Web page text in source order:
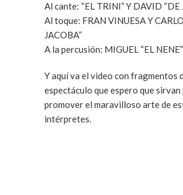
Al cante: “EL TRINI” Y DAVID “DE
Al toque: FRAN VINUESA Y
JACOBA”
A la percusión: MIGUEL “EL NENE”
Y aquí va el video con fragmentos
espectáculo que espero que sirvan
promover el maravilloso arte de
intérpretes.